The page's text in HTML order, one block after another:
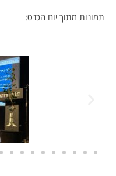
תמונות מתוך יום הכנס: